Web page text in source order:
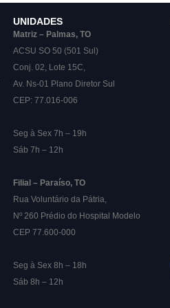
UNIDADES
Matriz – Palmas, TO
ACSU SO 50 (501 Sul)
Conj. 02, Lote 15C,
Av. Ns-01 Plano Diretor Sul
CEP: 77.016-006
Seg à Sex 7h – 19h
Sáb 7h – 12h
Filial – Paraíso, TO
Rua Voluntário da Pátria,
Nº 260 Prédio do Hospital Modelo
CEP 77.600-000
Seg à Sex 8h – 18h
Sáb 8h – 12h